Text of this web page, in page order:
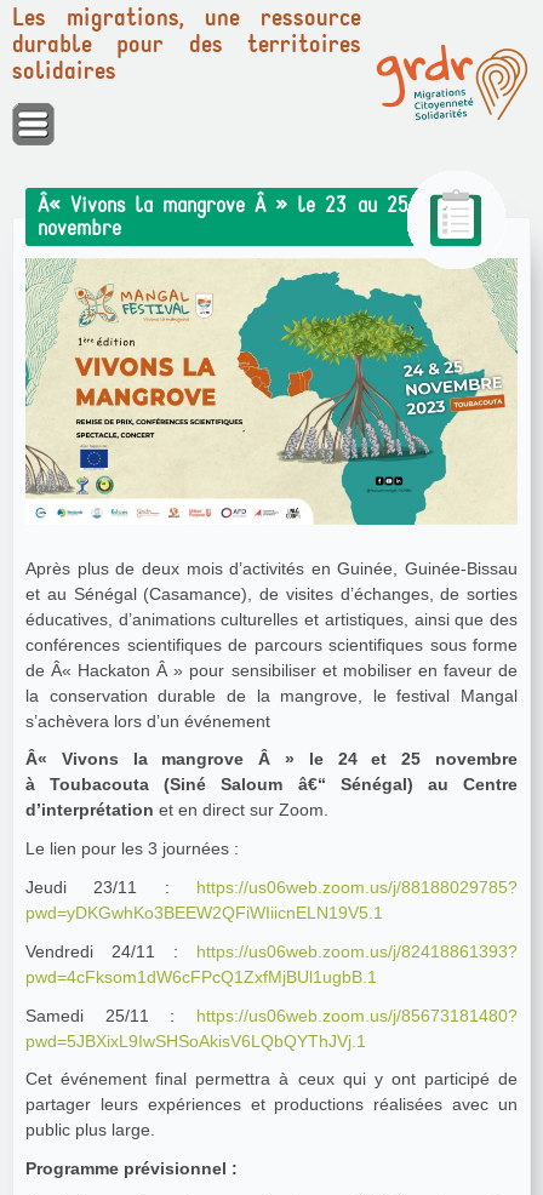
Panneau de gestion des cookies
Les migrations, une ressource
durable pour des territoires
solidaires
Â« Vivons la mangrove Â » le 23 au 25
novembre
Après plus de deux mois d’activités en Guinée, Guinée-Bissau
et au Sénégal (Casamance), de visites d’échanges, de sorties
éducatives, d’animations culturelles et artistiques, ainsi que des
conférences scientifiques de parcours scientifiques sous forme
de Â« Hackaton Â » pour sensibiliser et mobiliser en faveur de
la conservation durable de la mangrove, le festival Mangal
s’achèvera lors d’un événement
Â« Vivons la mangrove Â » le 24 et 25 novembre
à Toubacouta (Siné Saloum â€“ Sénégal) au Centre
d’interprétation et en direct sur Zoom.
Le lien pour les 3 journées :
Jeudi 23/11 : https://us06web.zoom.us/j/88188029785?
pwd=yDKGwhKo3BEEW2QFiWIiicnELN19V5.1
Vendredi 24/11 : https://us06web.zoom.us/j/82418861393?
pwd=4cFksom1dW6cFPcQ1ZxfMjBUl1ugbB.1
Samedi 25/11 : https://us06web.zoom.us/j/85673181480?
pwd=5JBXixL9IwSHSoAkisV6LQbQYThJVj.1
Cet événement final permettra à ceux qui y ont participé de
partager leurs expériences et productions réalisées avec un
public plus large.
Programme prévisionnel :